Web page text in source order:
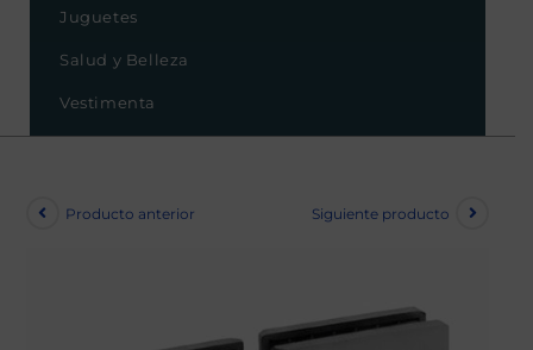
Juguetes
Salud y Belleza
Vestimenta
Producto anterior Siguiente producto